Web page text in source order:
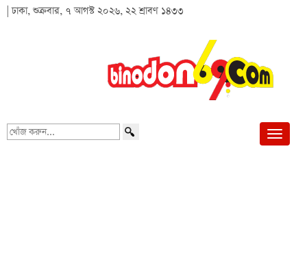
| ঢাকা, শুক্রবার, ৭ আগস্ট ২০২৬, ২২ শ্রাবণ ১৪৩৩
খোঁজ